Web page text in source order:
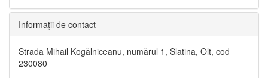
Informaţii de contact
Strada Mihail Kogălniceanu, numărul 1, Slatina, Olt, cod
230080